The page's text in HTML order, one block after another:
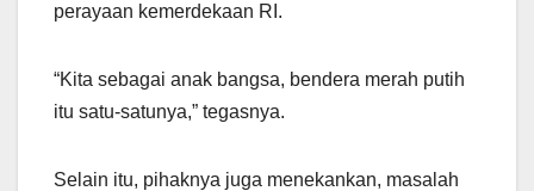
perayaan kemerdekaan RI.
“Kita sebagai anak bangsa, bendera merah putih
itu satu-satunya,” tegasnya.
Selain itu, pihaknya juga menekankan, masalah